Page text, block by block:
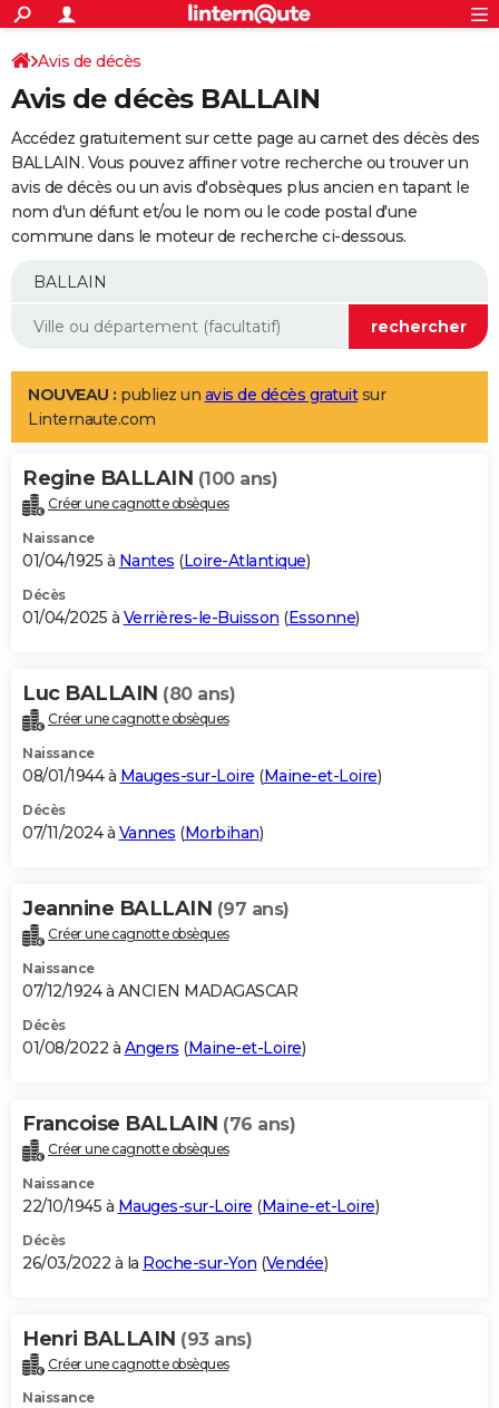
ACTUALITÉS
Politique
Société
Faits Divers
Education
Monde
Villes
+
SPORT
Coupe du monde 2026
Football
Tennis
Cyclisme
Rugby
Forum
Programme TV
TNT
Streaming
Cinéma
Sorties cinéma
Musique
+
FINANCE
Retraite
Epargne
Immobilier
Risques naturels par ville
Banque
Assurance
AUTO
Essais
Réserver un essai
Citadines
Berlines
SUV
Forum auto
+
Mobiles
Meilleur smartphone
Internet
Ordinateurs
Jeux vidéo
Guide high-tech
Aménagement intérieur
LIFESTYLE
Art de vivre
Bien-être
Loisirs
Mode
Modes de vie
Alimentation
Guide de la santé
Maladies
Médicaments
Sommeil
VOYAGE
Destinations
City break
Voyage nature
Voyage de noces
Forum
Climat
+PHOTO
GUIDES D'ACHAT
BONS PLANS
Carte de Noël
Carte Bonne année
Carte Saint-Valentin
Carte Pâques
Carte d'anniversaire
DICTIONNAIRE
Dictionnaire
Biographies
Citations
Expressions
Proverbes
PROGRAMME TV
S'inscrire
Se connecter
Lycées
Collèges
Primaires
Universités
Entreprises
Service militaire
Avis de recherche
AVIS DE DÉCÈS
Bricolage
Lifestyle
Culture
Sport
Auto
Television
Voyage
Cinema
Avis de décès
Avis de décès BALLAIN
Accédez gratuitement sur cette page au carnet des décès des
BALLAIN. Vous pouvez affiner votre recherche ou trouver un
avis de décès ou un avis d'obsèques plus ancien en tapant le
nom d'un défunt et/ou le nom ou le code postal d'une
commune dans le moteur de recherche ci-dessous.
NOUVEAU : publiez un avis de décès gratuitsur
Linternaute.com
Regine BALLAIN (100 ans)
Créer une cagnotte obsèques
Naissance
01/04/1925 à Nantes (Loire-Atlantique)
Décès
01/04/2025 à Verrières-le-Buisson (Essonne)
Luc BALLAIN (80 ans)
Créer une cagnotte obsèques
Naissance
08/01/1944 à Mauges-sur-Loire (Maine-et-Loire)
Décès
07/11/2024 à Vannes (Morbihan)
Jeannine BALLAIN (97 ans)
Créer une cagnotte obsèques
Naissance
07/12/1924 à ANCIEN MADAGASCAR
Décès
01/08/2022 à Angers (Maine-et-Loire)
Francoise BALLAIN (76 ans)
Créer une cagnotte obsèques
Naissance
22/10/1945 à Mauges-sur-Loire (Maine-et-Loire)
Décès
26/03/2022 à la Roche-sur-Yon (Vendée)
Henri BALLAIN (93 ans)
Créer une cagnotte obsèques
Naissance